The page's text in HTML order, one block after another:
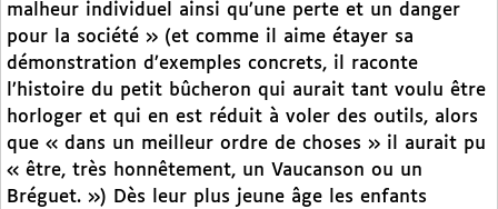
malheur individuel ainsi qu’une perte et un danger
pour la société » (et comme il aime étayer sa
démonstration d’exemples concrets, il raconte
l’histoire du petit bûcheron qui aurait tant voulu être
horloger et qui en est réduit à voler des outils, alors
que « dans un meilleur ordre de choses » il aurait pu
« être, très honnêtement, un Vaucanson ou un
Bréguet. ») Dès leur plus jeune âge les enfants